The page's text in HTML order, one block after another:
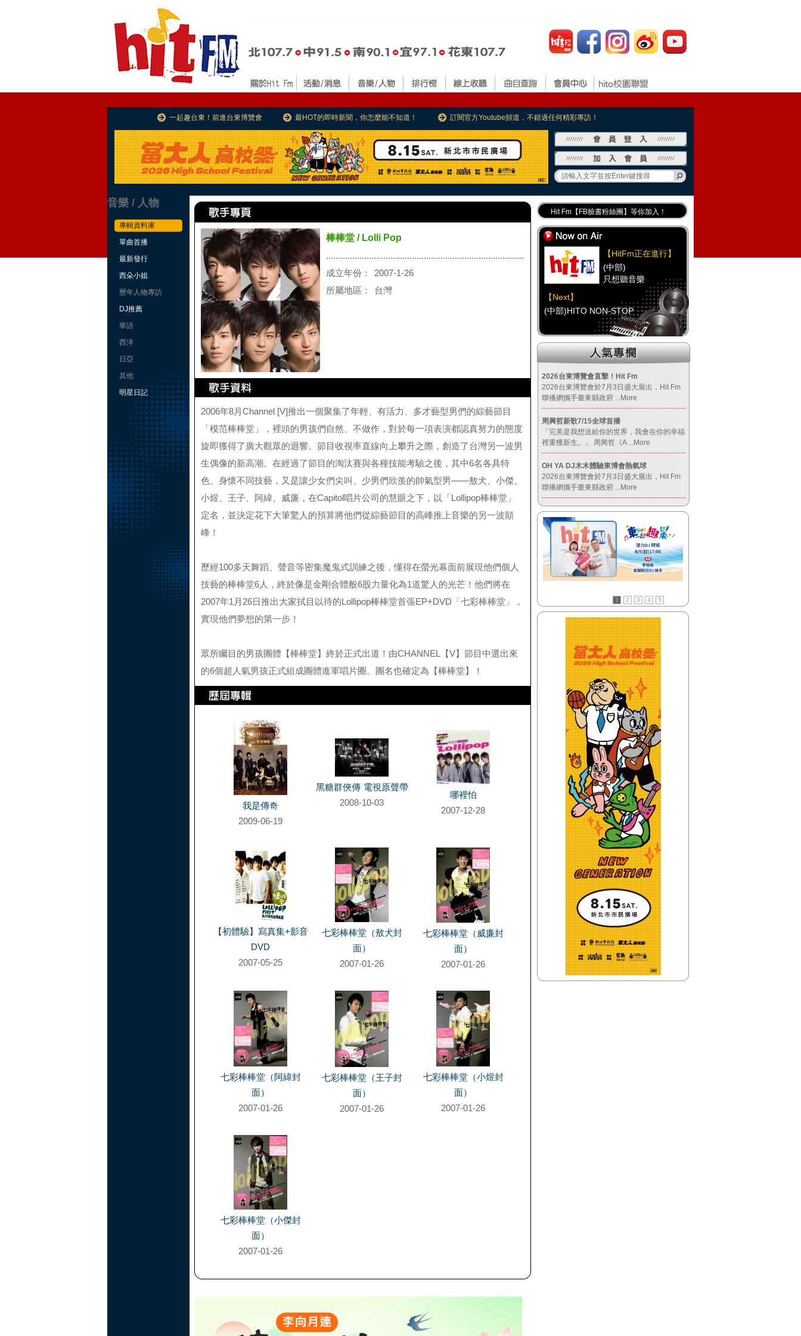
一起趣台東！前進台東博覽會 最HOT的即時新聞，你怎麼能不知道！ 訂閱官方Youtube頻道，不錯過任何精彩專訪！
音樂 / 人物
專輯資料庫
單曲首播
最新發行
西朵小姐
歷年人物專訪
DJ推薦
華語
西洋
日亞
其他
明星日記
棒棒堂 / Lolli Pop
...................................................................................
成立年份：
2007-1-26
所屬地區：
台灣
2006年8月Channel [V]推出一個聚集了年輕、有活力、多才藝型男們的綜藝節目
「模范棒棒堂」，裡頭的男孩們自然、不做作，對於每一項表演都認真努力的態度
旋即獲得了廣大觀眾的迴響。節目收視率直線向上攀升之際，創造了台灣另一波男
生偶像的新高潮。在經過了節目的淘汰賽與各種技能考驗之後，其中6名各具特
色、身懷不同技藝，又是讓少女們尖叫、少男們欣羨的帥氣型男——敖犬、小傑、
小煜、王子、阿緯、威廉，在Capitol唱片公司的慧眼之下，以「Lollipop棒棒堂」
定名，並決定花下大筆驚人的預算將他們從綜藝節目的高峰推上音樂的另一波顛
峰！
歷經100多天舞蹈、聲音等密集魔鬼式訓練之後，懂得在螢光幕面前展現他們個人
技藝的棒棒堂6人，終於像是金剛合體般6股力量化為1道驚人的光芒！他們將在
2007年1月26日推出大家拭目以待的Lollipop棒棒堂首張EP+DVD「七彩棒棒堂」，
實現他們夢想的第一步！
眾所矚目的男孩團體【棒棒堂】終於正式出道！由CHANNEL【V】節目中選出來
的6個超人氣男孩正式組成團體進軍唱片圈。團名也確定為【棒棒堂】！
我是傳奇
2009-06-19
黑糖群俠傳 電視原聲帶
2008-10-03
哪裡怕
2007-12-28
【初體驗】寫真集+影音
DVD
2007-05-25
七彩棒棒堂（敖犬封
面）
2007-01-26
七彩棒棒堂（威廉封
面）
2007-01-26
七彩棒棒堂（阿緯封
面）
2007-01-26
七彩棒棒堂（王子封
面）
2007-01-26
七彩棒棒堂（小煜封
面）
2007-01-26
七彩棒棒堂（小傑封
面）
2007-01-26
Hit Fm【FB臉書粉絲團】等你加入！
最專業《DJ推薦》好音樂千萬別錯過！
好康報報 最新優惠訊息都在這！
Hit Fm的【IG】新鮮又好玩快加入！
【HitFm正在進行】
(中部)
只想聽音樂
【Next】
(中部)HITO NON-STOP
【HitFm正在進行】
(南部)
不睡週末夜-童童
【Next】
(南部)流行最前線
【HitFm正在進行】
音樂不夜城
【Next】
【HitFm正在進行】
(花東)
東台灣夜未眠
【Next】
(北部)
HITO LATE NIGHT
(北部)HITO LATE NIGHT SHOW-馬念
先、奇哥
2026台東博覽會直擊！Hit Fm
2026台東博覽會於7月3日盛大展出，Hit Fm
聯播網攜手臺東縣政府 ...More
周興哲新歌7/15全球首播
「完美是我想送給你的世界，我會在你的幸福
裡重獲新生。」 周興哲《A ...More
OH YA DJ木木體驗東博會熱氣球
2026台東博覽會於7月3日盛大展出，Hit Fm
聯播網攜手臺東縣政府 ...More
1 2 3 4 5